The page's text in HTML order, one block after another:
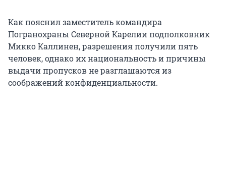
Как пояснил заместитель командира
Погранохраны Северной Карелии подполковник
Микко Каллинен, разрешения получили пять
человек, однако их национальность и причины
выдачи пропусков не разглашаются из
соображений конфиденциальности.